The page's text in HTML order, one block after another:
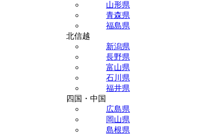
山形県
青森県
福島県
北信越
新潟県
長野県
富山県
石川県
福井県
四国・中国
広島県
岡山県
島根県